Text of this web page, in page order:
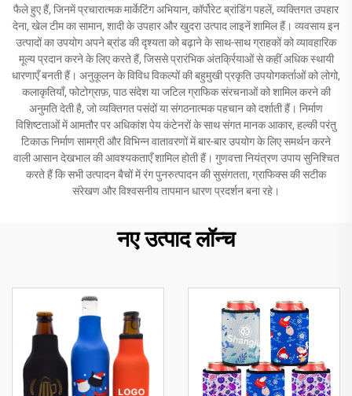
फैले हुए हैं, जिनमें प्रचारात्मक मार्केटिंग अभियान, कॉर्पोरेट ब्रांडिंग पहलें, व्यक्तिगत उपहार
देना, खेल टीम का सामान, शादी के उपहार और खुदरा उत्पाद लाइनें शामिल हैं। व्यवसाय इन
उत्पादों का उपयोग अपने ब्रांड की दृश्यता को बढ़ाने के साथ-साथ ग्राहकों को व्यावहारिक
मूल्य प्रदान करने के लिए करते हैं, जिससे प्रारंभिक अंतर्क्रियाओं से कहीं अधिक स्थायी
धारणाएँ बनती हैं। अनुकूलन के विविध विकल्पों की बहुमुखी प्रकृति उपयोगकर्ताओं को लोगो,
कलाकृतियाँ, फोटोग्राफ़, पाठ संदेश या जटिल ग्राफिक संरचनाओं को शामिल करने की
अनुमति देती है, जो व्यक्तिगत पसंदों या संगठनात्मक पहचान को दर्शाती हैं। निर्माण
विशिष्टताओं में आमतौर पर अधिकांश पेय कंटेनरों के साथ संगत मानक आकार, हल्की परंतु
टिकाऊ निर्माण सामग्री और विभिन्न वातावरणों में बार-बार उपयोग के लिए समर्थन करने
वाली आसान देखभाल की आवश्यकताएँ शामिल होती हैं। गुणवत्ता नियंत्रण उपाय सुनिश्चित
करते हैं कि सभी उत्पादन बैचों में रंग पुनरुत्पादन की सुसंगतता, ग्राफिक्स की सटीक
संरेखण और विश्वसनीय तापमान धारण प्रदर्शन बना रहे।
नए उत्पाद लॉन्च